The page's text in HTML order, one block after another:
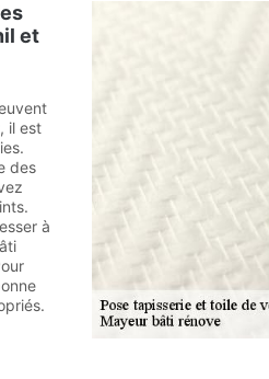
et
il est
des
à